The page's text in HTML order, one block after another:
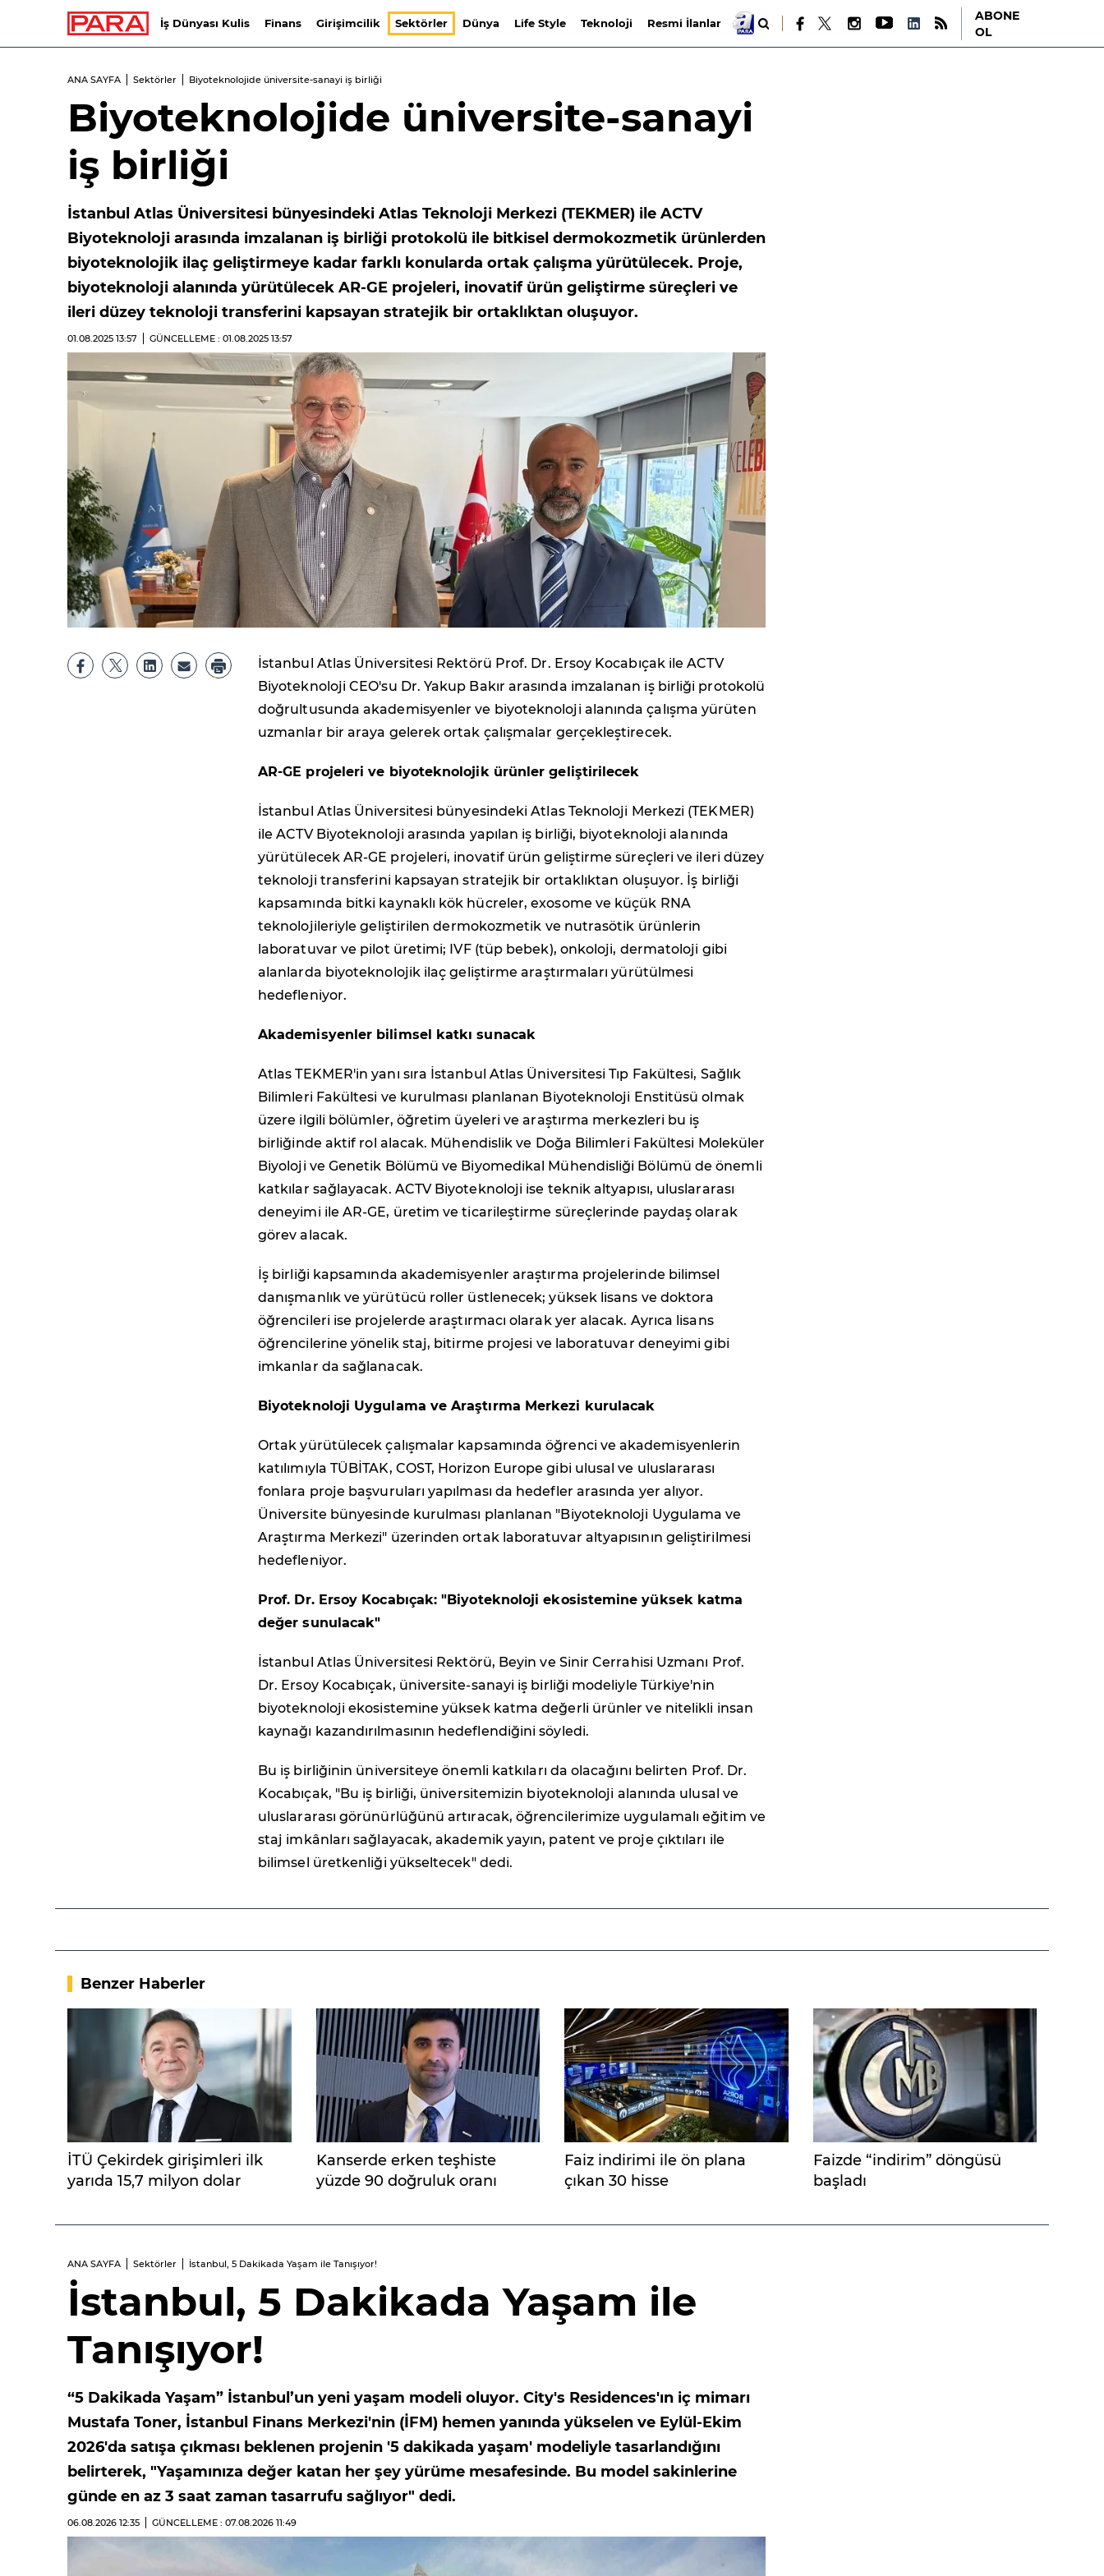
İş Dünyası Kulis Finans Girişimcilik Sektörler Dünya Life Style Teknoloji Resmi İlanlar
ABONE
OL
ANA SAYFA Sektörler Biyoteknolojide üniversite-sanayi iş birliği
Biyoteknolojide üniversite-sanayi
iş birliği
İstanbul Atlas Üniversitesi bünyesindeki Atlas Teknoloji Merkezi (TEKMER) ile ACTV
Biyoteknoloji arasında imzalanan iş birliği protokolü ile bitkisel dermokozmetik ürünlerden
biyoteknolojik ilaç geliştirmeye kadar farklı konularda ortak çalışma yürütülecek. Proje,
biyoteknoloji alanında yürütülecek AR-GE projeleri, inovatif ürün geliştirme süreçleri ve
ileri düzey teknoloji transferini kapsayan stratejik bir ortaklıktan oluşuyor.
01.08.2025 13:57 GÜNCELLEME : 01.08.2025 13:57
İstanbul Atlas Üniversitesi Rektörü Prof. Dr. Ersoy Kocabıçak ile ACTV
Biyoteknoloji CEO'su Dr. Yakup Bakır arasında imzalanan iş birliği protokolü
doğrultusunda akademisyenler ve biyoteknoloji alanında çalışma yürüten
uzmanlar bir araya gelerek ortak çalışmalar gerçekleştirecek.
AR-GE projeleri ve biyoteknolojik ürünler geliştirilecek
İstanbul Atlas Üniversitesi bünyesindeki Atlas Teknoloji Merkezi (TEKMER)
ile ACTV Biyoteknoloji arasında yapılan iş birliği, biyoteknoloji alanında
yürütülecek AR-GE projeleri, inovatif ürün geliştirme süreçleri ve ileri düzey
teknoloji transferini kapsayan stratejik bir ortaklıktan oluşuyor. İş birliği
kapsamında bitki kaynaklı kök hücreler, exosome ve küçük RNA
teknolojileriyle geliştirilen dermokozmetik ve nutrasötik ürünlerin
laboratuvar ve pilot üretimi; IVF (tüp bebek), onkoloji, dermatoloji gibi
alanlarda biyoteknolojik ilaç geliştirme araştırmaları yürütülmesi
hedefleniyor.
Akademisyenler bilimsel katkı sunacak
Atlas TEKMER'in yanı sıra İstanbul Atlas Üniversitesi Tıp Fakültesi, Sağlık
Bilimleri Fakültesi ve kurulması planlanan Biyoteknoloji Enstitüsü olmak
üzere ilgili bölümler, öğretim üyeleri ve araştırma merkezleri bu iş
birliğinde aktif rol alacak. Mühendislik ve Doğa Bilimleri Fakültesi Moleküler
Biyoloji ve Genetik Bölümü ve Biyomedikal Mühendisliği Bölümü de önemli
katkılar sağlayacak. ACTV Biyoteknoloji ise teknik altyapısı, uluslararası
deneyimi ile AR-GE, üretim ve ticarileştirme süreçlerinde paydaş olarak
görev alacak.
İş birliği kapsamında akademisyenler araştırma projelerinde bilimsel
danışmanlık ve yürütücü roller üstlenecek; yüksek lisans ve doktora
öğrencileri ise projelerde araştırmacı olarak yer alacak. Ayrıca lisans
öğrencilerine yönelik staj, bitirme projesi ve laboratuvar deneyimi gibi
imkanlar da sağlanacak.
Biyoteknoloji Uygulama ve Araştırma Merkezi kurulacak
Ortak yürütülecek çalışmalar kapsamında öğrenci ve akademisyenlerin
katılımıyla TÜBİTAK, COST, Horizon Europe gibi ulusal ve uluslararası
fonlara proje başvuruları yapılması da hedefler arasında yer alıyor.
Üniversite bünyesinde kurulması planlanan "Biyoteknoloji Uygulama ve
Araştırma Merkezi" üzerinden ortak laboratuvar altyapısının geliştirilmesi
hedefleniyor.
Prof. Dr. Ersoy Kocabıçak: "Biyoteknoloji ekosistemine yüksek katma
değer sunulacak"
İstanbul Atlas Üniversitesi Rektörü, Beyin ve Sinir Cerrahisi Uzmanı Prof.
Dr. Ersoy Kocabıçak, üniversite-sanayi iş birliği modeliyle Türkiye'nin
biyoteknoloji ekosistemine yüksek katma değerli ürünler ve nitelikli insan
kaynağı kazandırılmasının hedeflendiğini söyledi.
Bu iş birliğinin üniversiteye önemli katkıları da olacağını belirten Prof. Dr.
Kocabıçak, "Bu iş birliği, üniversitemizin biyoteknoloji alanında ulusal ve
uluslararası görünürlüğünü artıracak, öğrencilerimize uygulamalı eğitim ve
staj imkânları sağlayacak, akademik yayın, patent ve proje çıktıları ile
bilimsel üretkenliği yükseltecek" dedi.
Benzer Haberler
İTÜ Çekirdek girişimleri ilk
yarıda 15,7 milyon dolar
Kanserde erken teşhiste
yüzde 90 doğruluk oranı
Faiz indirimi ile ön plana
çıkan 30 hisse
Faizde “indirim” döngüsü
başladı
ANA SAYFA Sektörler İstanbul, 5 Dakikada Yaşam ile Tanışıyor!
İstanbul, 5 Dakikada Yaşam ile
Tanışıyor!
“5 Dakikada Yaşam” İstanbul’un yeni yaşam modeli oluyor. City's Residences'ın iç mimarı
Mustafa Toner, İstanbul Finans Merkezi'nin (İFM) hemen yanında yükselen ve Eylül-Ekim
2026'da satışa çıkması beklenen projenin '5 dakikada yaşam' modeliyle tasarlandığını
belirterek, "Yaşamınıza değer katan her şey yürüme mesafesinde. Bu model sakinlerine
günde en az 3 saat zaman tasarrufu sağlıyor" dedi.
06.08.2026 12:35 GÜNCELLEME : 07.08.2026 11:49